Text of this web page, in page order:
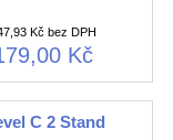
Kč bez DPH
Kč
C 2 Stand